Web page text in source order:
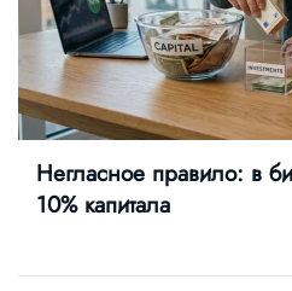
Негласное правило: в
10% капитала